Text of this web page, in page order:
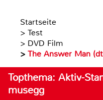
Startseite
> Test
> DVD Film
> The Answer Man
Topthema: Aktiv-
musegg